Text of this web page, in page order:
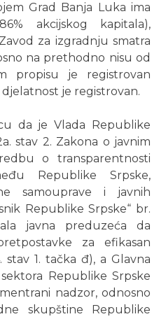
Grad Banja Luka ima
akcijskog kapitala),
za izgradnju smatra
na prethodno nisu od
propisu je registrovan
je registrovan.
da je Vlada Republike
stav 2. Zakona o javnim
o transparentnosti
Republike Srpske,
samouprave i javnih
Republike Srpske“ br.
javna preduzeća da
za efikasan
1. tačka đ), a Glavna
Republike Srpske
nadzor, odnosno
skupštine Republike